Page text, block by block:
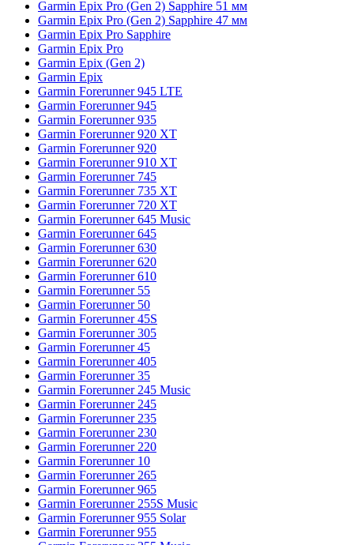
Garmin Epix Pro (Gen 2) Sapphire 51 мм
Garmin Epix Pro (Gen 2) Sapphire 47 мм
Garmin Epix Pro Sapphire
Garmin Epix Pro
Garmin Epix (Gen 2)
Garmin Epix
Garmin Forerunner 945 LTE
Garmin Forerunner 945
Garmin Forerunner 935
Garmin Forerunner 920 XT
Garmin Forerunner 920
Garmin Forerunner 910 XT
Garmin Forerunner 745
Garmin Forerunner 735 XT
Garmin Forerunner 720 XT
Garmin Forerunner 645 Music
Garmin Forerunner 645
Garmin Forerunner 630
Garmin Forerunner 620
Garmin Forerunner 610
Garmin Forerunner 55
Garmin Forerunner 50
Garmin Forerunner 45S
Garmin Forerunner 305
Garmin Forerunner 45
Garmin Forerunner 405
Garmin Forerunner 35
Garmin Forerunner 245 Music
Garmin Forerunner 245
Garmin Forerunner 235
Garmin Forerunner 230
Garmin Forerunner 220
Garmin Forerunner 10
Garmin Forerunner 265
Garmin Forerunner 965
Garmin Forerunner 255S Music
Garmin Forerunner 955 Solar
Garmin Forerunner 955